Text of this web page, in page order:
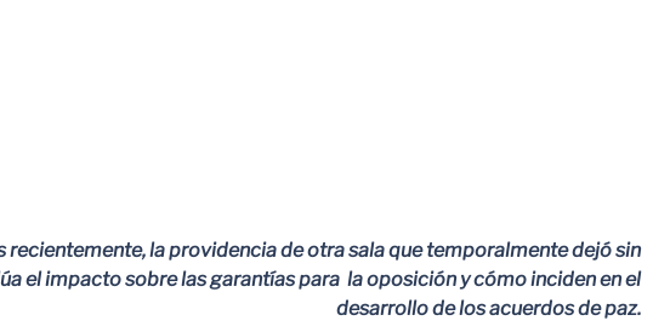
recientemente, la providencia de otra sala que temporalmente dejó sin
el impacto sobre las garantías para la oposición y cómo inciden en el
desarrollo de los acuerdos de paz.